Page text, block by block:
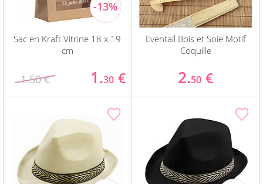
Sac en Kraft Vitrine 18 x 19
cm
1.50 € 1.30 €
Eventail Bois et Soie Motif
Coquille
2.50 €